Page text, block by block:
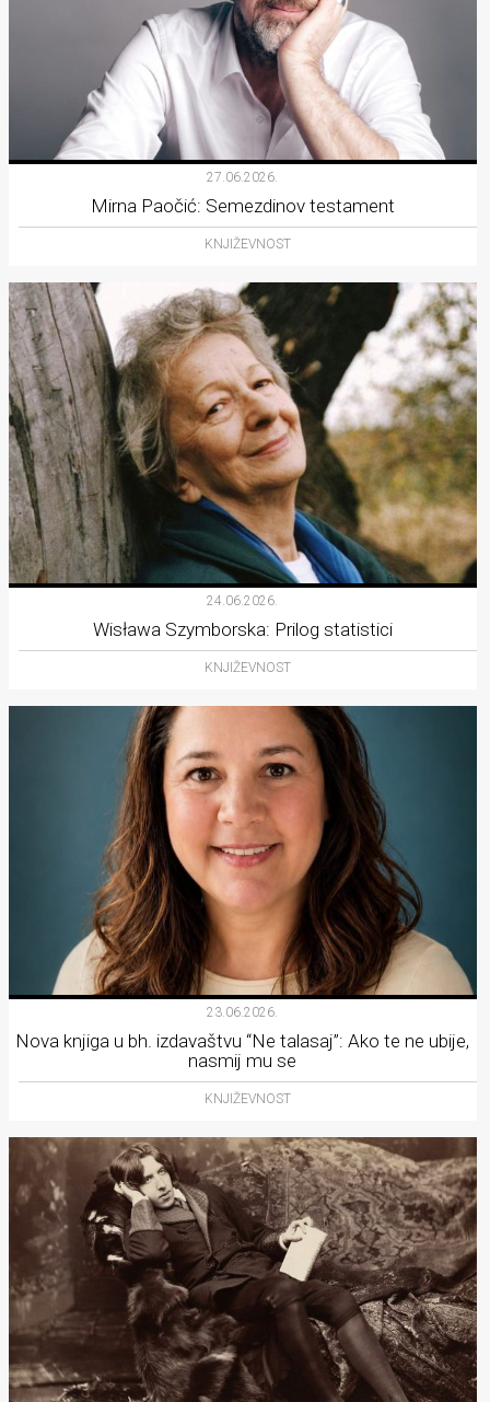
27.06.2026.
Mirna Paočić: Semezdinov testament
KNJIŽEVNOST
24.06.2026.
Wisława Szymborska: Prilog statistici
KNJIŽEVNOST
23.06.2026.
Nova knjiga u bh. izdavaštvu “Ne talasaj”: Ako te ne ubije,
nasmij mu se
KNJIŽEVNOST